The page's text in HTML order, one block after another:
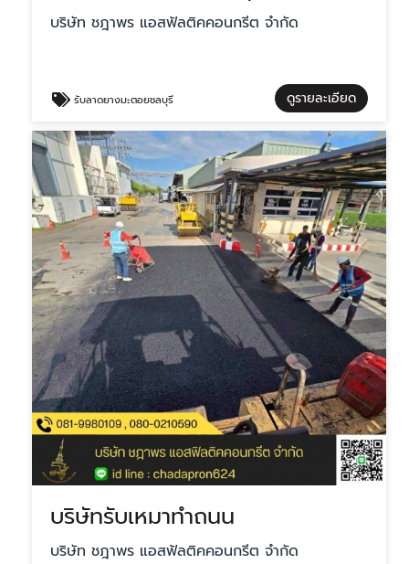
บริษัท ชฎาพร แอสฟัลติคคอนกรีต จำกัด
รับลาดยางมะตอยชลบุรี ดูรายละเอียด
บริษัทรับเหมาทำถนน
บริษัท ชฎาพร แอสฟัลติคคอนกรีต จำกัด